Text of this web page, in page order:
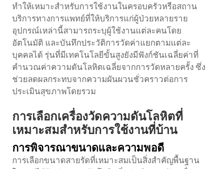
ทำให้เหมาะสำหรับการใช้งานในครอบครัวหรือสถาน
บริการทางการแพทย์ที่ให้บริการแก่ผู้ป่วยหลายราย
อุปกรณ์เหล่านี้สามารถระบุผู้ใช้งานแต่ละคนโดย
อัตโนมัติ และบันทึกประวัติการวัดค่าแยกตามแต่ละ
บุคคลได้ รุ่นที่มีเทคโนโลยีขั้นสูงยังมีฟังก์ชันเฉลี่ยค่าที่
คำนวณค่าความดันโลหิตเฉลี่ยจากการวัดหลายครั้ง ซึ่ง
ช่วยลดผลกระทบจากความผันผวนชั่วคราวต่อการ
ประเมินสุขภาพโดยรวม
การเลือกเครื่องวัดความดันโลหิตที่
เหมาะสมสำหรับการใช้งานที่บ้าน
การพิจารณาขนาดและความพอดี
การเลือกขนาดสายรัดที่เหมาะสมเป็นสิ่งสำคัญพื้นฐาน